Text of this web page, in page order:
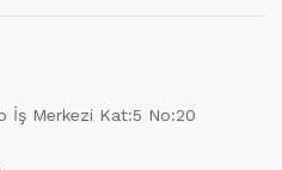
İş Merkezi Kat:5 No:20